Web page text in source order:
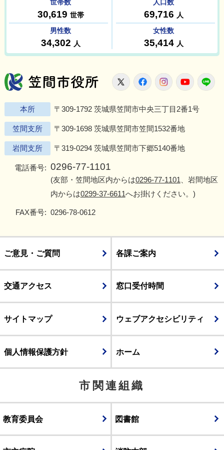
笠間市役所
X FacebookInstagram
本所 〒309-1792 茨城県笠間市中央三丁目2番1号
笠間支所 〒309-1698 茨城県笠間市笠間1532番地
岩間支所 〒319-0294 茨城県笠間市下郷5140番地
電話番号: 0296-77-1101
(友部・笠間地区内からは0296-77-1101 、岩間地区
内からは0299-37-6611へお掛けください。)
FAX番号: 0296-78-0612
ご意見・ご質問 各課ご案内
交通アクセス 窓口受付時間
サイトマップ ウェブアクセシビリティ
個人情報保護方針 ホーム
市関連組織
教育委員会 図書館